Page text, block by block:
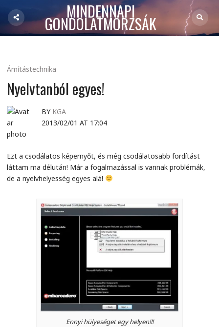
MINDENNAPI
GONDOLATMORZSÁK
Ámítástechnika
Nyelvtanból egyes!
BY KGA
2013/02/01 AT 17:04
Ezt a csodálatos képernyőt, és még csodálatosabb fordítást
láttam ma délután! Már a fogalmazással is vannak problémák,
de a nyelvhelyesség egyes alá!
Ennyi hülyeséget egy helyen!!!